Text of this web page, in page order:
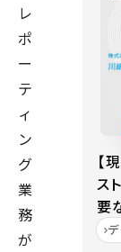
レ
ポ
ー
テ
ィ
ン
グ
業
務
が
【
ス
要